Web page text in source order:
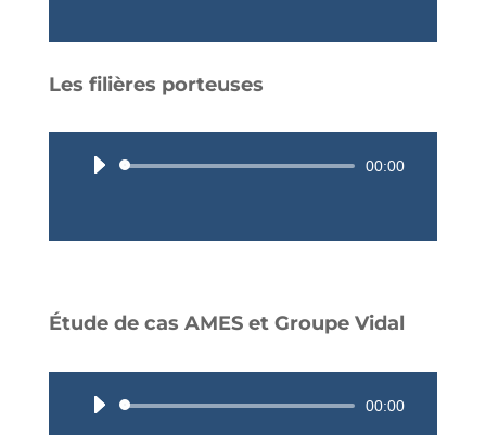
Les filières porteuses
Lecteur
00:00
Étude de cas AMES et Groupe Vidal
Lecteur
00:00